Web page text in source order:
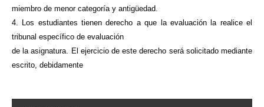
miembro de menor categoría y antigüedad.
4. Los estudiantes tienen derecho a que la evaluación la realice el
tribunal específico de evaluación
de la asignatura. El ejercicio de este derecho será solicitado mediante
escrito, debidamente